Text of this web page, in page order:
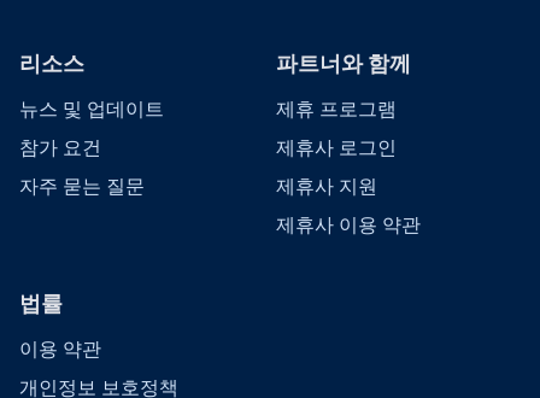
리소스
뉴스 및 업데이트
참가 요건
자주 묻는 질문
파트너와 함께
제휴 프로그램
제휴사 로그인
제휴사 지원
제휴사 이용 약관
법률
이용 약관
개인정보 보호정책